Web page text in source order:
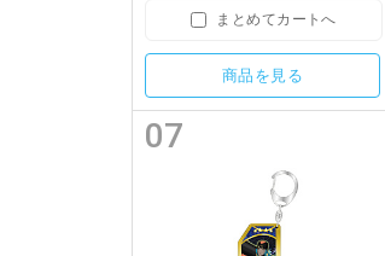
まとめてカートへ
商品を見る
07